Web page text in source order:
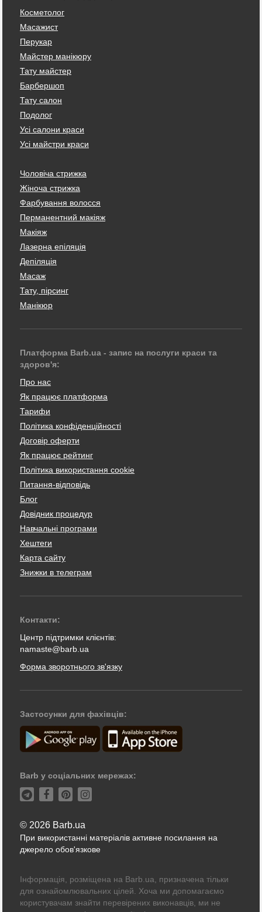
Косметолог
Масажист
Перукар
Майстер манікюру
Тату майстер
Барбершоп
Тату салон
Подолог
Усі салони краси
Усі майстри краси
Чоловіча стрижка
Жіноча стрижка
Фарбування волосся
Перманентний макіяж
Макіяж
Лазерна епіляція
Депіляція
Масаж
Тату, пірсинг
Манікюр
Платформа Barb.ua - запис на послуги краси та
здоров'я:
Про нас
Як працює платформа
Тарифи
Політика конфіденційності
Договір оферти
Як працює рейтинг
Політика використання cookie
Питання-відповідь
Блог
Довідник процедур
Навчальні програми
Хештеги
Карта сайту
Знижки в телеграм
Контакти:
Центр підтримки клієнтів:
namaste@barb.ua
Форма зворотнього зв'язку
Застосунки для фахівців:
Barb у соціальних мережах:
© 2026 Barb.ua
При використанні матеріалів активне посилання на
джерело обов'язкове
Інформація, розміщена на Barb.ua, призначена тільки
для ознайомлювальних цілей. Хоча ми допомагаємо
користувачам знайти перевірених виконавців, ми не